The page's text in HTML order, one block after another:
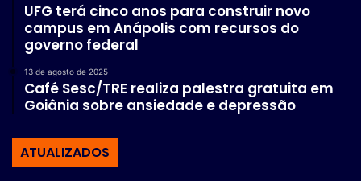
UFG terá cinco anos para construir novo
campus em Anápolis com recursos do
governo federal
13 de agosto de 2025
Café Sesc/TRE realiza palestra gratuita em
Goiânia sobre ansiedade e depressão
ATUALIZADOS